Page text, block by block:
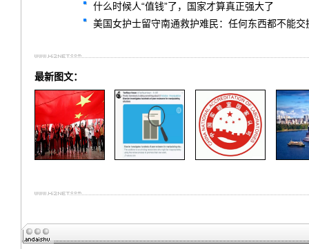
什么时候人“值钱”了，国家才算真正强大了
美国女护士留守南通救护难民：任何东西都不能交
最新图文：